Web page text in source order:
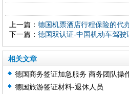
上一篇： 德国机票酒店行程保险的代
下一篇： 德国双认证-中国机动车驾驶
相关文章
德国商务签证加急服务 商务团队操
德国旅游签证材料-退休人员